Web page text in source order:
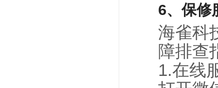
6、保修
海雀科
障排查
1.在线